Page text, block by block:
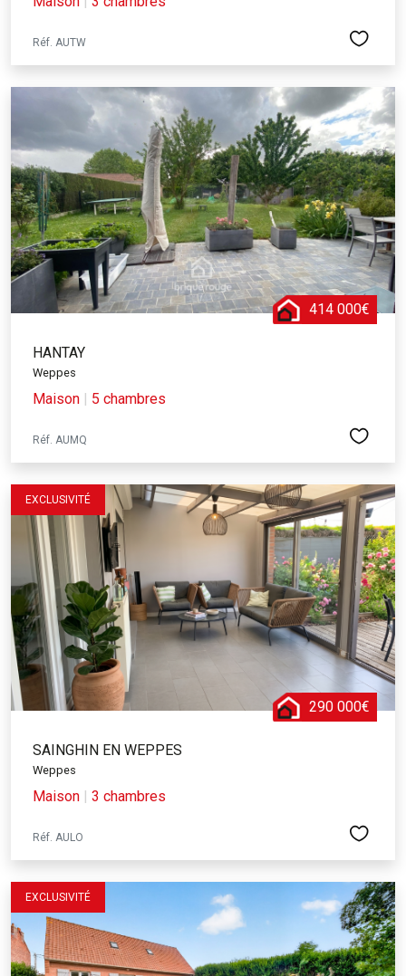
Réf. AUTW
414 000€
HANTAY
Weppes
Maison | 5 chambres
Réf. AUMQ
EXCLUSIVITÉ
290 000€
SAINGHIN EN WEPPES
Weppes
Maison | 3 chambres
Réf. AULO
EXCLUSIVITÉ